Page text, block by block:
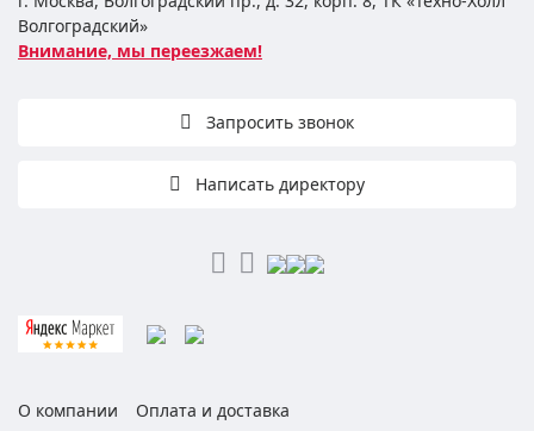
Волгоградский»
Внимание, мы переезжаем!
Запросить звонок
Написать директору
О компании Оплата и доставка